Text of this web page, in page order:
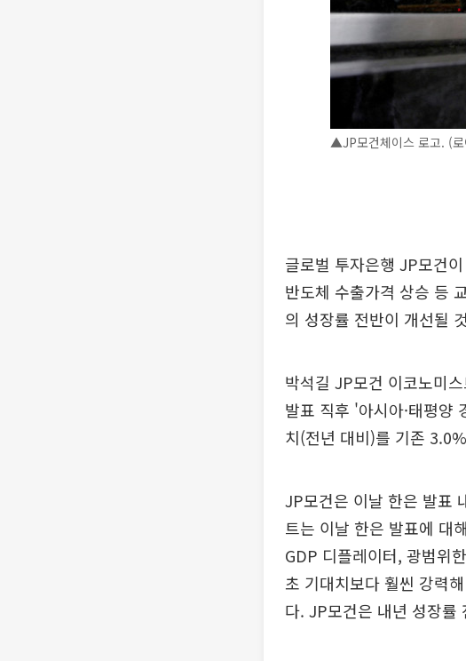
▲JP모건체이스 로고. (로
글로벌 투자은행 JP모건
반도체 수출가격 상승 등
의 성장률 전반이 개선될
박석길 JP모건 이코노미
발표 직후 '아시아·태평양
치(전년 대비)를 기존
JP모건은 이날 한은 발표
트는 이날 한은 발표에 대
GDP 디플레이터, 광범위
초 기대치보다 훨씬 강력
다. JP모건은 내년 성장